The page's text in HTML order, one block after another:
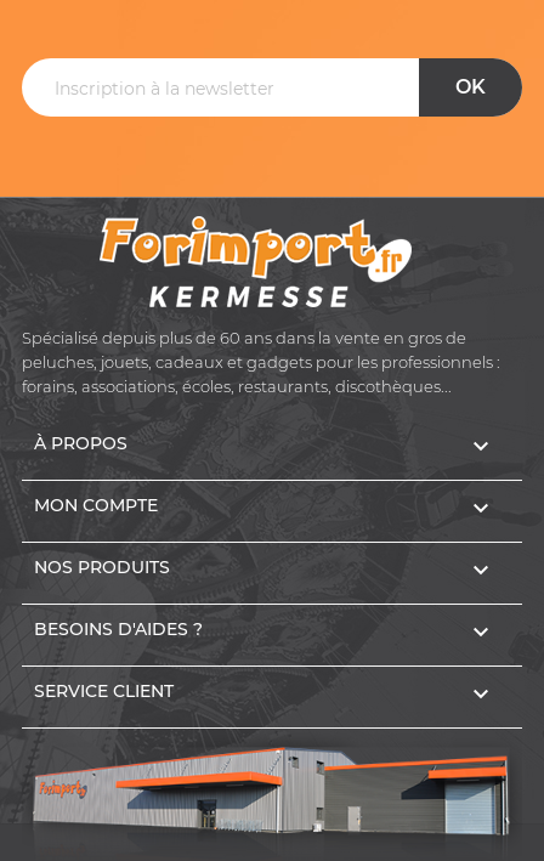
Spécialisé depuis plus de 60 ans dans la vente en gros de
peluches, jouets, cadeaux et gadgets pour les professionnels :
forains, associations, écoles, restaurants, discothèques...
À PROPOS 
MON COMPTE 
NOS PRODUITS 
BESOINS D'AIDES ? 
SERVICE CLIENT 